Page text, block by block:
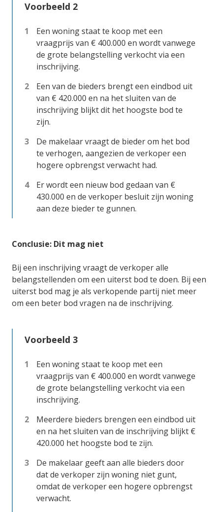
Voorbeeld 2
Een woning staat te koop met een
vraagprijs van € 400.000 en wordt vanwege
de grote belangstelling verkocht via een
inschrijving.
Een van de bieders brengt een eindbod uit
van € 420.000 en na het sluiten van de
inschrijving blijkt dit het hoogste bod te
zijn.
De makelaar vraagt de bieder om het bod
te verhogen, aangezien de verkoper een
hogere opbrengst verwacht had.
Er wordt een nieuw bod gedaan van €
430.000 en de verkoper besluit zijn woning
aan deze bieder te gunnen.
Conclusie: Dit mag niet
Bij een inschrijving vraagt de verkoper alle
belangstellenden om een uiterst bod te doen. Bij een
uiterst bod mag je als verkopende partij niet meer
om een beter bod vragen na de inschrijving.
Voorbeeld 3
Een woning staat te koop met een
vraagprijs van € 400.000 en wordt vanwege
de grote belangstelling verkocht via een
inschrijving.
Meerdere bieders brengen een eindbod uit
en na het sluiten van de inschrijving blijkt €
420.000 het hoogste bod te zijn.
De makelaar geeft aan alle bieders door
dat de verkoper zijn woning niet gunt,
omdat de verkoper een hogere opbrengst
verwacht.